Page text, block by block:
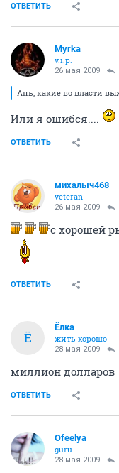
ОТВЕТИТЬ
Myrka
v.i.p.
26 мая 2009
Ань, какие во власти
Или я ошибся....
ОТВЕТИТЬ
михалыч468
veteran
26 мая 2009
с хорошей
ОТВЕТИТЬ
Ё
Ёлка
жить хорошо
28 мая 2009
миллион долларов
ОТВЕТИТЬ
Ofeelya
guru
28 мая 2009